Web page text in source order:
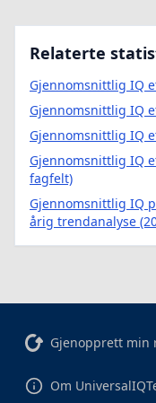
Relaterte
Gjennomsnittlig IQ
Gjennomsnittlig IQ
Gjennomsnittlig IQ
Gjennomsnittlig IQ
fagfelt)
Gjennomsnittlig IQ
årig trendanalyse
Gjenopprett min
Om